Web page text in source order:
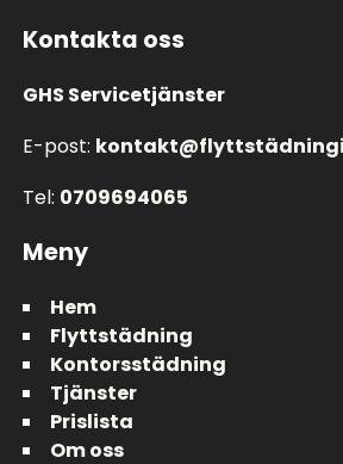
Kontakta oss
GHS Servicetjänster
E-post:
Tel: 0709694065
Meny
Hem
Flyttstädning
Kontorsstädning
Tjänster
Prislista
Om oss